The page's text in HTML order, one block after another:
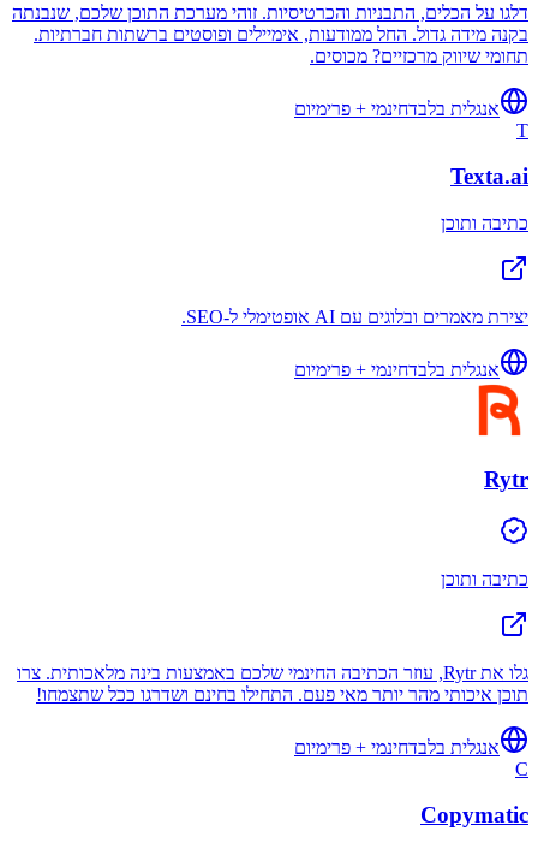
דלגו על הכלים, התבניות והכרטיסיות. זוהי מערכת התוכן שלכם, שנבנתה
בקנה מידה גדול. החל ממודעות, אימיילים ופוסטים ברשתות חברתיות.
תחומי שיווק מרכזיים? מכוסים.
אנגלית בלבדחינמי + פרימיום
T
Texta.ai
כתיבה ותוכן
יצירת מאמרים ובלוגים עם AI אופטימלי ל-SEO.
אנגלית בלבדחינמי + פרימיום
Rytr
כתיבה ותוכן
גלו את Rytr, עוזר הכתיבה החינמי שלכם באמצעות בינה מלאכותית. צרו
תוכן איכותי מהר יותר מאי פעם. התחילו בחינם ושדרגו ככל שתצמחו!
אנגלית בלבדחינמי + פרימיום
C
Copymatic